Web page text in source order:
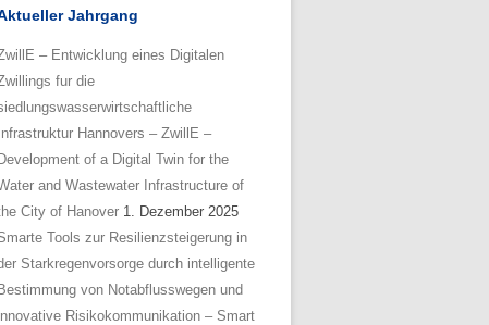
Jahrgang
– Entwicklung eines Digitalen
fur die
Infrastruktur Hannovers – ZwillE –
Development of a Digital Twin for the
and Wastewater Infrastructure of
City of Hanover 1. Dezember 2025
Tools zur Resilienzsteigerung in
Starkregenvorsorge durch intelligente
Bestimmung von Notabflusswegen und
Risikokommunikation – Smart